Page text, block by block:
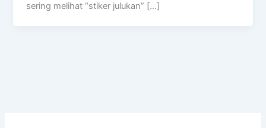
sering melihat “stiker julukan” […]